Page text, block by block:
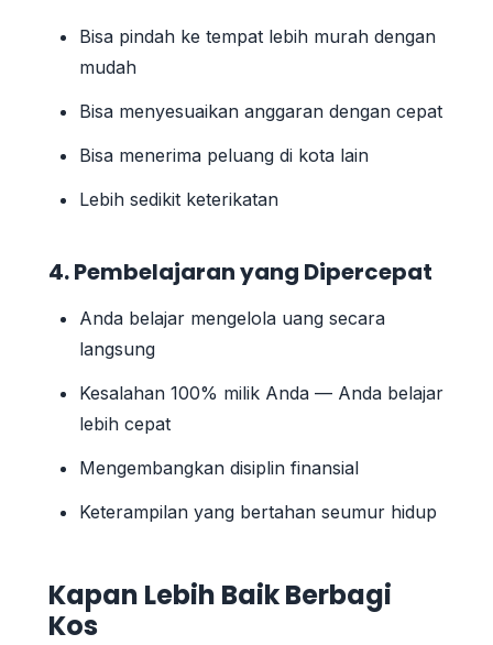
Bisa pindah ke tempat lebih murah dengan
mudah
Bisa menyesuaikan anggaran dengan cepat
Bisa menerima peluang di kota lain
Lebih sedikit keterikatan
4. Pembelajaran yang Dipercepat
Anda belajar mengelola uang secara
langsung
Kesalahan 100% milik Anda — Anda belajar
lebih cepat
Mengembangkan disiplin finansial
Keterampilan yang bertahan seumur hidup
Kapan Lebih Baik Berbagi
Kos